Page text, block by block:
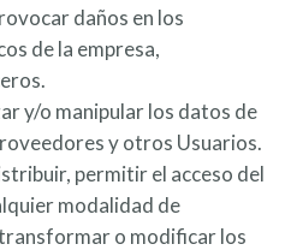
daños en los
de la empresa,
y/o manipular los datos de
y otros Usuarios.
permitir el acceso del
modalidad de
o modificar los